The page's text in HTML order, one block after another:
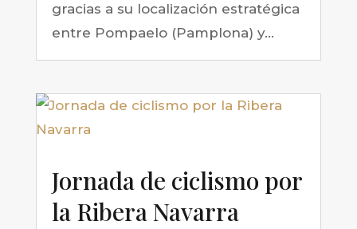
gracias a su localización estratégica
entre Pompaelo (Pamplona) y...
Jornada de ciclismo por
la Ribera Navarra